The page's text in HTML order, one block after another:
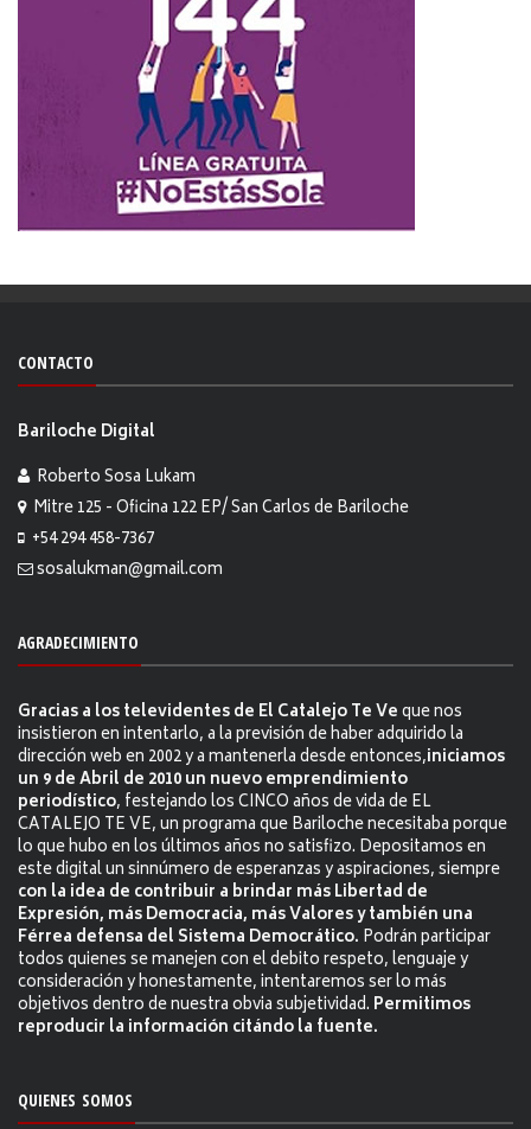
CONTACTO
Bariloche Digital
Roberto Sosa Lukam
Mitre 125 - Oficina 122 EP/ San Carlos de Bariloche
+54 294 458-7367
sosalukman@gmail.com
AGRADECIMIENTO
Gracias a los televidentes de El Catalejo Te Veque nos
insistieron en intentarlo, a la previsión de haber adquirido la
dirección web en 2002 y a mantenerla desde entonces,iniciamos
un 9 de Abril de 2010 un nuevo emprendimiento
periodístico, festejando los CINCO años de vida de EL
CATALEJO TE VE, un programa que Bariloche necesitaba porque
lo que hubo en los últimos años no satisfizo. Depositamos en
este digital un sinnúmero de esperanzas y aspiraciones, siempre
con la idea de contribuir a brindar más Libertad de
Expresión, más Democracia, más Valores y también una
Férrea defensa del Sistema Democrático. Podrán participar
todos quienes se manejen con el debito respeto, lenguaje y
consideración y honestamente, intentaremos ser lo más
objetivos dentro de nuestra obvia subjetividad. Permitimos
reproducir la información citándo la fuente.
QUIENES SOMOS